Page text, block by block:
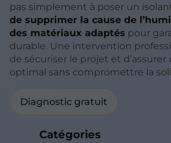
Catégories
pas simplement à poser un
de supprimer la cause de
des matériaux adaptés pour
durable. Une intervention
de sécuriser le projet et d’assurer
optimal sans compromettre la
Diagnostic gratuit